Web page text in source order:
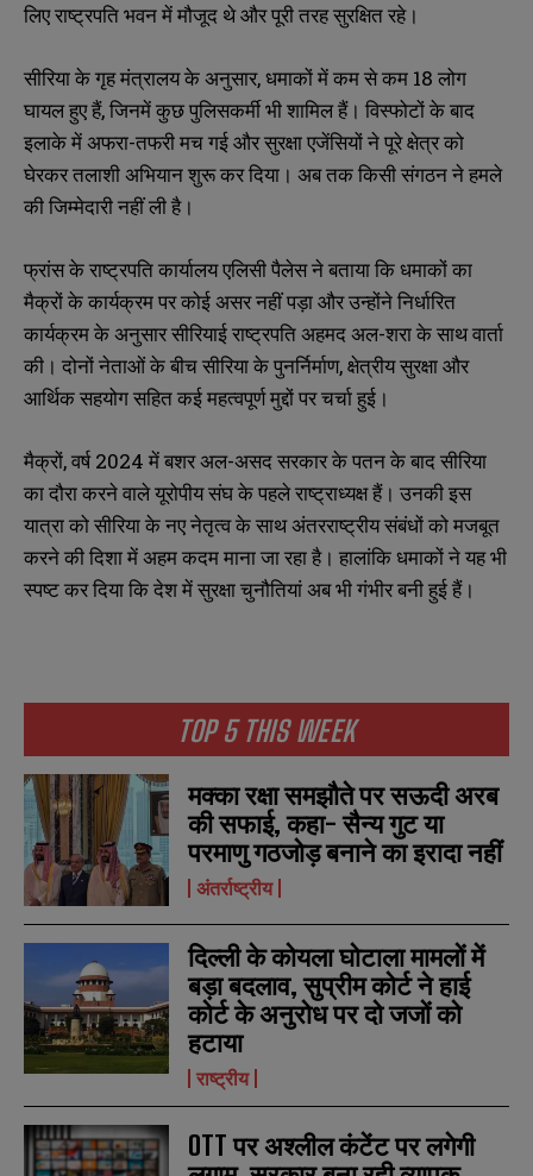
N
e
*
m
a
N
e
*
m
a
TOP 5 THIS WEEK
मक्का रक्षा समझौते पर सऊदी अरब
की सफाई, कहा- सैन्य गुट या
परमाणु गठजोड़ बनाने का इरादा नहीं
अंतर्राष्ट्रीय
दिल्ली के कोयला घोटाला मामलों में
बड़ा बदलाव, सुप्रीम कोर्ट ने हाई
कोर्ट के अनुरोध पर दो जजों को
हटाया
राष्ट्रीय
OTT पर अश्लील कंटेंट पर लगेगी
लिए राष्ट्रपति भवन में मौजूद थे और पूरी तरह सुरक्षित रहे।
सीरिया के गृह मंत्रालय के अनुसार, धमाकों में कम से कम 18 लोग
घायल हुए हैं, जिनमें कुछ पुलिसकर्मी भी शामिल हैं। विस्फोटों के बाद
इलाके में अफरा-तफरी मच गई और सुरक्षा एजेंसियों ने पूरे क्षेत्र को
घेरकर तलाशी अभियान शुरू कर दिया। अब तक किसी संगठन ने हमले
की जिम्मेदारी नहीं ली है।
फ्रांस के राष्ट्रपति कार्यालय एलिसी पैलेस ने बताया कि धमाकों का
मैक्रों के कार्यक्रम पर कोई असर नहीं पड़ा और उन्होंने निर्धारित
कार्यक्रम के अनुसार सीरियाई राष्ट्रपति अहमद अल-शरा के साथ वार्ता
की। दोनों नेताओं के बीच सीरिया के पुनर्निर्माण, क्षेत्रीय सुरक्षा और
आर्थिक सहयोग सहित कई महत्वपूर्ण मुद्दों पर चर्चा हुई।
मैक्रों, वर्ष 2024 में बशर अल-असद सरकार के पतन के बाद सीरिया
का दौरा करने वाले यूरोपीय संघ के पहले राष्ट्राध्यक्ष हैं। उनकी इस
यात्रा को सीरिया के नए नेतृत्व के साथ अंतरराष्ट्रीय संबंधों को मजबूत
करने की दिशा में अहम कदम माना जा रहा है। हालांकि धमाकों ने यह भी
स्पष्ट कर दिया कि देश में सुरक्षा चुनौतियां अब भी गंभीर बनी हुई हैं।